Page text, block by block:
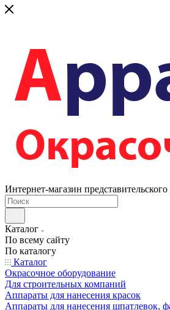
Интернет-магазин представительского
Каталог
По всему сайту
По каталогу
Каталог
Окрасочное оборудование
Для строительных компаний
Аппараты для нанесения красок
Аппараты для нанесения шпатлевок,